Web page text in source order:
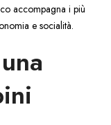
accompagna i più
e socialità.